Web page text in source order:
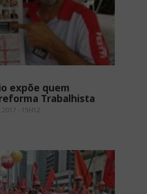
expõe quem
Trabalhista
2017 - 15H12